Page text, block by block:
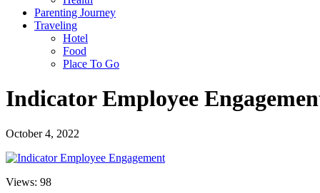
Parenting Journey
Traveling
Hotel
Food
Place To Go
Indicator Employee
October 4, 2022
Views: 98